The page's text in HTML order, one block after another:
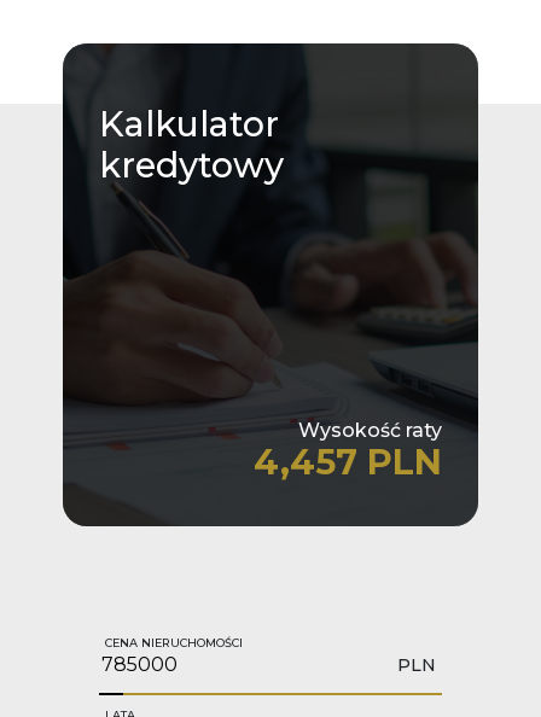
Kalkulator
kredytowy
Wysokość raty
4,457 PLN
CENA NIERUCHOMOŚCI
PLN